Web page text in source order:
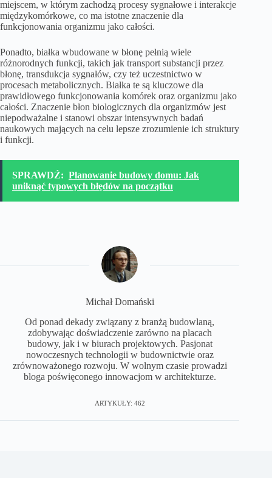
miejscem, w którym zachodzą procesy sygnałowe i interakcje
międzykomórkowe, co ma istotne znaczenie dla
funkcjonowania organizmu jako całości.
Ponadto, białka wbudowane w błonę pełnią wiele
różnorodnych funkcji, takich jak transport substancji przez
błonę, transdukcja sygnałów, czy też uczestnictwo w
procesach metabolicznych. Białka te są kluczowe dla
prawidłowego funkcjonowania komórek oraz organizmu jako
całości. Znaczenie błon biologicznych dla organizmów jest
niepodważalne i stanowi obszar intensywnych badań
naukowych mających na celu lepsze zrozumienie ich struktury
i funkcji.
SPRAWDŹ: Planowanie budowy domu: Jak
uniknąć typowych błędów na początku
Michał Domański
Od ponad dekady związany z branżą budowlaną,
zdobywając doświadczenie zarówno na placach
budowy, jak i w biurach projektowych. Pasjonat
nowoczesnych technologii w budownictwie oraz
zrównoważonego rozwoju. W wolnym czasie prowadzi
bloga poświęconego innowacjom w architekturze.
ARTYKUŁY: 462